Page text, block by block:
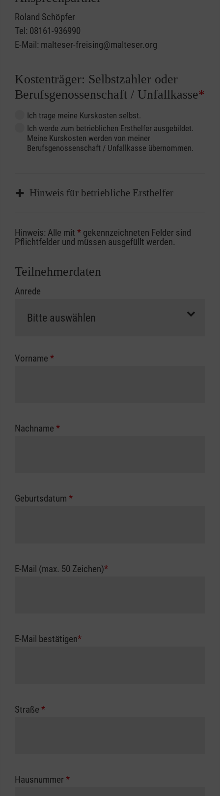
Roland Schöpfer
Tel: 08161-936990
E-Mail: malteser-freising@malteser.org
Kostenträger: Selbstzahler oder
Berufsgenossenschaft / Unfallkasse*
Ich trage meine Kurskosten selbst.
Ich werde zum betrieblichen Ersthelfer ausgebildet.
Meine Kurskosten werden von meiner
Berufsgenossenschaft / Unfallkasse übernommen.
Hinweis für betriebliche Ersthelfer
Sofern Sie ein Kostenübernahmeverfahren
Ihrer Berufsgenossenschaft / Unfallkasse
Abrechnungsunterlagen spätestens zu
erfolgt eine Abrechnung der vollen Kursgebühr
Die notwendigen Formulare für die
zuständigen Berufsgenossenschaft oder
Hinweis: Alle mit * gekennzeichneten Felder sind
Pflichtfelder und müssen ausgefüllt werden.
Teilnehmerdaten
Anrede
Vorname *
Nachname *
Geburtsdatum *
E-Mail (max. 50 Zeichen)*
E-Mail bestätigen*
Straße *
Hausnummer *